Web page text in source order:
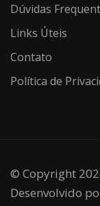
Dúvidas
Links Úteis
Contato
Política de
© Copyright
Desenvolvido